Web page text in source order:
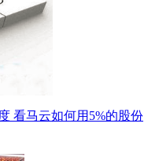
看马云如何用5%的股份